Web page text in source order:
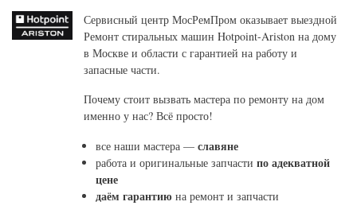
Сервисный центр МосРемПром оказывает выездной
Ремонт стиральных машин Hotpoint-Ariston на дому
в Москве и области с гарантией на работу и
запасные части.
Почему стоит вызвать мастера по ремонту на дом
именно у нас? Всё просто!
все наши мастера — славяне
работа и оригинальные запчасти по адекватной
цене
даём гарантиюна ремонт и запчасти